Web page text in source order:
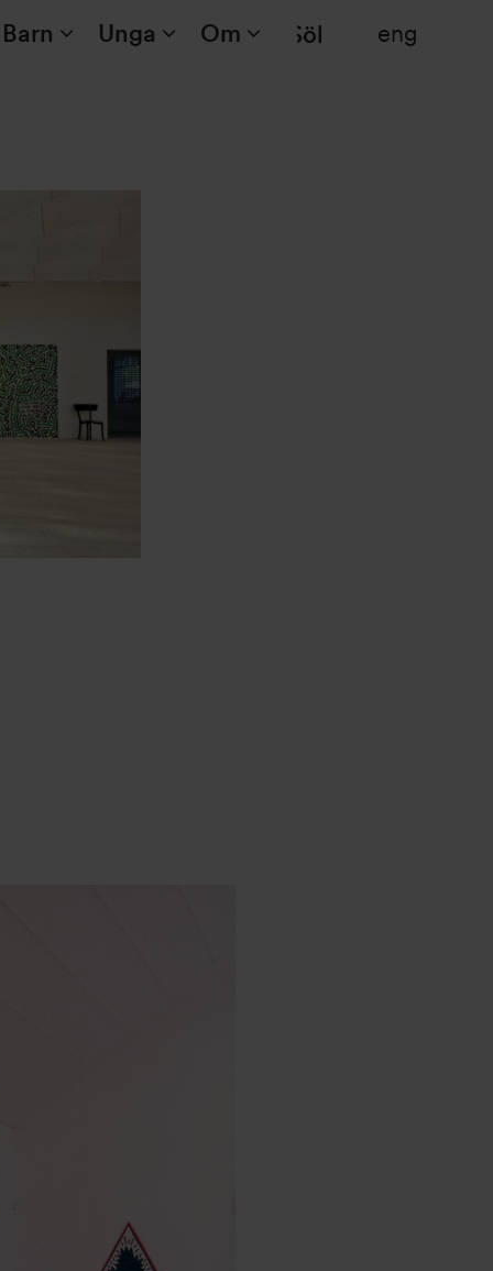
Barn Unga Om Sök eng